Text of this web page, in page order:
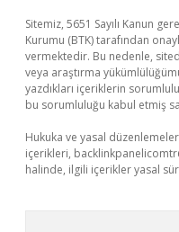
Sitemiz, 5651 Sayılı Kanun
Kurumu (BTK) tarafından
vermektedir. Bu nedenle,
veya araştırma
yazdıkları içeriklerin
bu sorumluluğu kabul etmiş
Hukuka ve yasal
içerikleri,
halinde, ilgili içerikler yasal